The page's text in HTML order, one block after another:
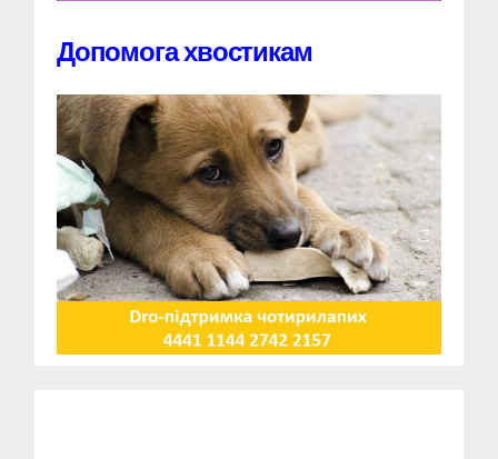
Допомога хвостикам